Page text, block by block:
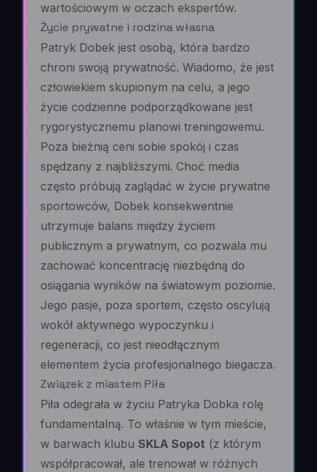
wartościowym w oczach ekspertów.
Życie prywatne i rodzina własna
Patryk Dobek jest osobą, która bardzo
chroni swoją prywatność. Wiadomo, że jest
człowiekiem skupionym na celu, a jego
życie codzienne podporządkowane jest
rygorystycznemu planowi treningowemu.
Poza bieżnią ceni sobie spokój i czas
spędzany z najbliższymi. Choć media
często próbują zaglądać w życie prywatne
sportowców, Dobek konsekwentnie
utrzymuje balans między życiem
publicznym a prywatnym, co pozwala mu
zachować koncentrację niezbędną do
osiągania wyników na światowym poziomie.
Jego pasje, poza sportem, często oscylują
wokół aktywnego wypoczynku i
regeneracji, co jest nieodłącznym
elementem życia profesjonalnego biegacza.
Związek z miastem Piła
Piła odegrała w życiu Patryka Dobka rolę
fundamentalną. To właśnie w tym mieście,
w barwach klubu SKLA Sopot (z którym
współpracował, ale trenował w różnych